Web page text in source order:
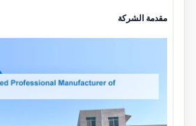
مقدمة الشركة